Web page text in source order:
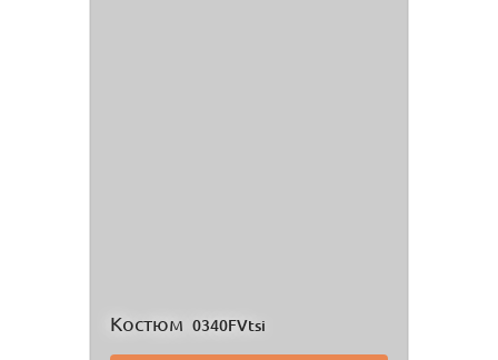
Костюм 0340FVtsi